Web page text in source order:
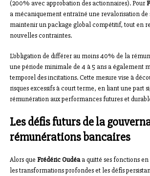
(200% avec approbation des actionnaires). Pour
a mécaniquement entraîné une revalorisation de
maintenir un package global compétitif, tout en
nouvelles contraintes.
L’obligation de différer au moins 40% de la
une période minimale de 4 à 5 ans a également
temporel des incitations. Cette mesure vise à
risques excessifs à court terme, en liant une part
rémunération aux performances futures et
Les défis futurs de la
rémunérations bancaires
Alors que Frédéric Oudéaa quitté ses fonctions en
les transformations profondes et les défis